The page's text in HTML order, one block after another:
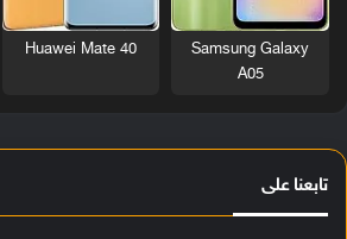
Samsung Galaxy
A05
Huawei Mate 40
تابعنا على